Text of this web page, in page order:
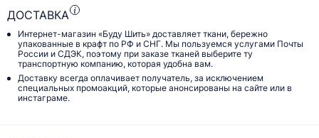
ДОСТАВКА
Интернет-магазин «Буду Шить» доставляет ткани, бережно
упакованные в крафт по РФ и СНГ. Мы пользуемся услугами Почты
России и СДЭК, поэтому при заказе тканей выберите ту
транспортную компанию, которая удобна вам.
Доставку всегда оплачивает получатель, за исключением
специальных промоакций, которые анонсированы на сайте или в
инстаграме.